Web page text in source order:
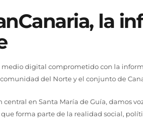
la
medio digital comprometido con la
del Norte y el conjunto de
central en Santa María de Guía, damos
forma parte de la realidad social,